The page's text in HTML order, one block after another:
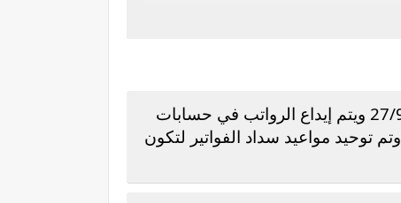
ويتم إيداع الرواتب في حسابات
الموظفين في يوم الـ27 من كل الشهر الميلادي ويوافق موعد نزول الرواتب لشهر محرم 1442 وتم توحيد مواعيد سداد الفواتير لتكون